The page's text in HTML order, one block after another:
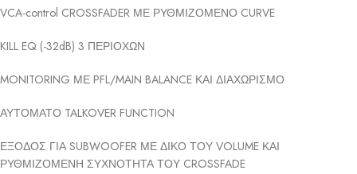
VCA-control CROSSFADER ΜΕ ΡΥΘΜΙΖΟΜΕΝΟ CURVE
KILL EQ (-32dB) 3 ΠΕΡΙΟΧΩΝ
MONITORING ΜΕ PFL/MAIN BALANCE ΚΑΙ ΔΙΑΧΩΡΙΣΜΟ
ΑΥΤΟΜΑΤΟ TALKOVER FUNCTION
ΕΞΟΔΟΣ ΓΙΑ SUBWOOFER ΜΕ ΔΙΚΟ ΤΟΥ VOLUME ΚΑΙ
ΡΥΘΜΙΖΟΜΕΝΗ ΣΥΧΝΟΤΗΤΑ ΤΟΥ CROSSFADE